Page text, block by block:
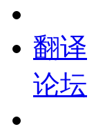
翻译
论坛